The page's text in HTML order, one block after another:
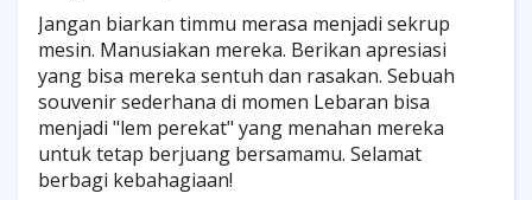
Jangan biarkan timmu merasa menjadi sekrup
mesin. Manusiakan mereka. Berikan apresiasi
yang bisa mereka sentuh dan rasakan. Sebuah
souvenir sederhana di momen Lebaran bisa
menjadi "lem perekat" yang menahan mereka
untuk tetap berjuang bersamamu. Selamat
berbagi kebahagiaan!